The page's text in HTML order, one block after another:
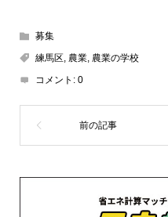
募集
練馬区, 農業, 農業の学校
コメント: 0